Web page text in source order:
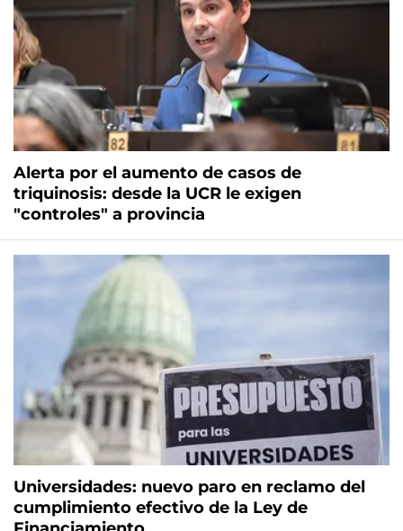
Alerta por el aumento de casos de
triquinosis: desde la UCR le exigen
"controles" a provincia
Universidades: nuevo paro en reclamo del
cumplimiento efectivo de la Ley de